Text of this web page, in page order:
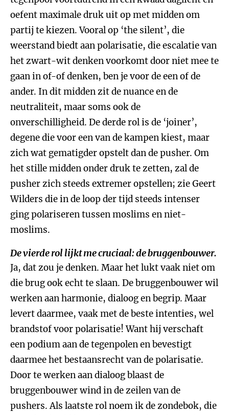
oefent maximale druk uit op met midden om
partij te kiezen. Vooral op ‘the silent’, die
weerstand biedt aan polarisatie, die escalatie van
het zwart-wit denken voorkomt door niet mee te
gaan in of-of denken, ben je voor de een of de
ander. In dit midden zit de nuance en de
neutraliteit, maar soms ook de
onverschilligheid. De derde rol is de ‘joiner’,
degene die voor een van de kampen kiest, maar
zich wat gematigder opstelt dan de pusher. Om
het stille midden onder druk te zetten, zal de
pusher zich steeds extremer opstellen; zie Geert
Wilders die in de loop der tijd steeds intenser
ging polariseren tussen moslims en niet-
moslims.
De vierde rol lijkt me cruciaal: de bruggenbouwer.
Ja, dat zou je denken. Maar het lukt vaak niet om
die brug ook echt te slaan. De bruggenbouwer wil
werken aan harmonie, dialoog en begrip. Maar
levert daarmee, vaak met de beste intenties, wel
brandstof voor polarisatie! Want hij verschaft
een podium aan de tegenpolen en bevestigt
daarmee het bestaansrecht van de polarisatie.
Door te werken aan dialoog blaast de
bruggenbouwer wind in de zeilen van de
pushers. Als laatste rol noem ik de zondebok, die